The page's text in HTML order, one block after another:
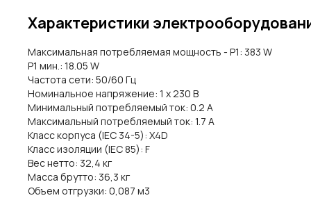
Характеристики
Максимальная потребляемая мощность - P1: 383 W
P1 мин.: 18.05 W
Частота сети: 50/60 Гц
Номинальное напряжение: 1 x 230 В
Минимальный потребляемый ток: 0.2 A
Максимальный потребляемый ток: 1.7 A
Класс корпуса (IEC 34-5): X4D
Класс изоляции (IEC 85): F
Вес нетто: 32,4 кг
Масса брутто: 36,3 кг
Объем отгрузки: 0,087 м3